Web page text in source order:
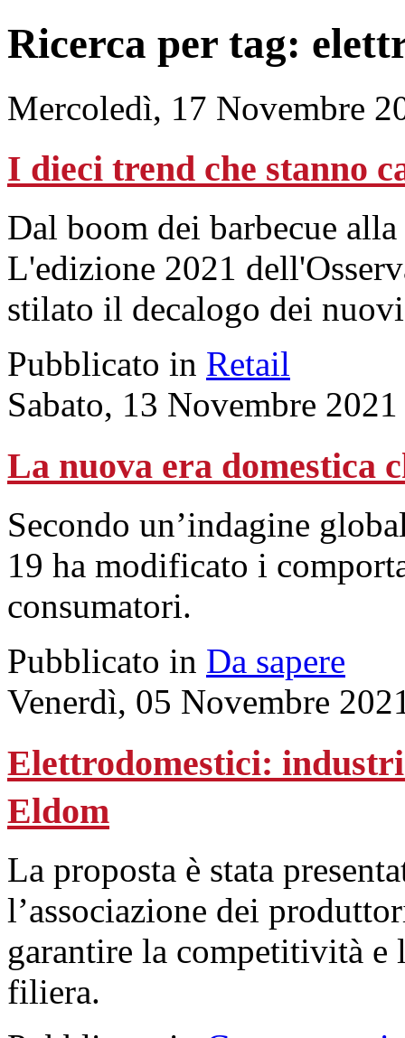
Ricerca per tag:
Mercoledì, 17 Novembre
I dieci trend che stanno
Dal boom dei barbecue
L'edizione 2021
stilato il decalogo dei
Pubblicato in Retail
Sabato, 13 Novembre
La nuova era domestica
Secondo un’indagine
19 ha modificato i
consumatori.
Pubblicato in Da sapere
Venerdì, 05 Novembre
Elettrodomestici:
Eldom
La proposta è stata
l’associazione dei
garantire la competitività e
filiera.